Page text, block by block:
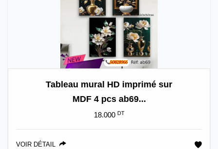
Tableau mural HD imprimé sur
MDF 4 pcs ab69...
18.000 DT
VOIR DÉTAIL